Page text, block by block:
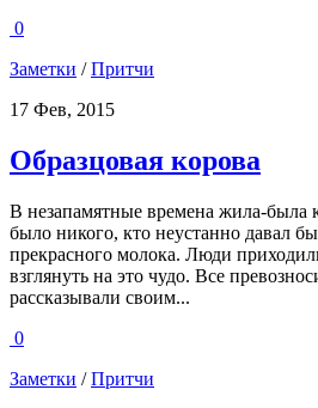
0
Заметки /Притчи
17 Фев, 2015
Образцовая корова
В незапамятные времена жила-была
было никого, кто неустанно давал
прекрасного молока. Люди
взглянуть на это чудо. Все
рассказывали своим...
0
Заметки /Притчи